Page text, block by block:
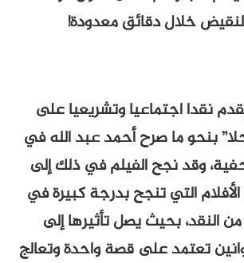
خلال دقائق معدودة!
نقدا اجتماعيا وتشريعيا على
بنحو ما صرح أحمد عبد الله في
وقد نجح الفيلم في ذلك إلى
التي تنجح بدرجة كبيرة في
النقد، بحيث يصل تأثيرها إلى
تعتمد على قصة واحدة وتعالج